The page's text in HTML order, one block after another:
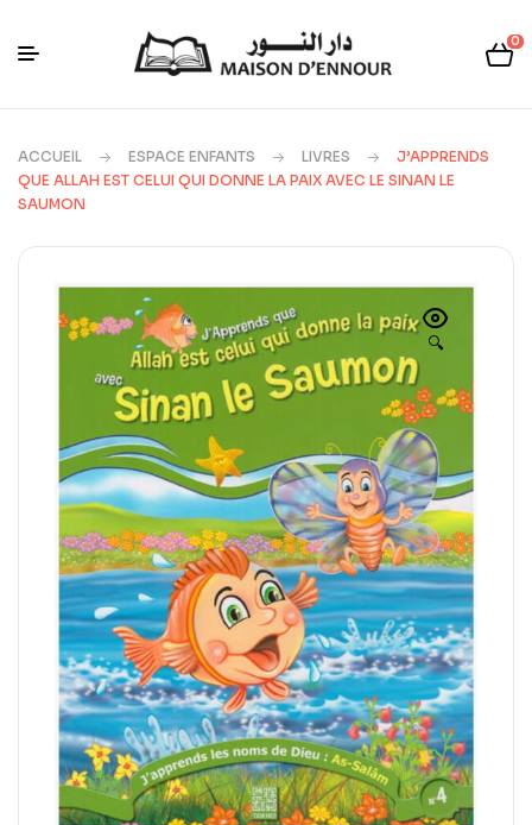
0
ACCUEIL ESPACE ENFANTS LIVRES
J’APPRENDS
QUE ALLAH EST CELUI QUI DONNE LA PAIX AVEC LE SINAN LE
SAUMON
🔍